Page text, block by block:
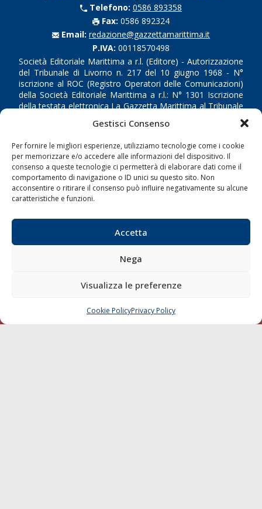
Gestisci Consenso
Per fornire le migliori esperienze, utilizziamo tecnologie come i cookie
per memorizzare e/o accedere alle informazioni del dispositivo. Il
consenso a queste tecnologie ci permetterà di elaborare dati come il
comportamento di navigazione o ID unici su questo sito. Non
acconsentire o ritirare il consenso può influire negativamente su alcune
caratteristiche e funzioni.
Accetta
Nega
Visualizza le preferenze
Cookie PolicyPrivacy Policy
Telefono: 0586 893358
Fax: 0586 892324
Email: redazione@gazzettamarittima.it
P.IVA: 00118570498
Società Editoriale Marittima a r.l. (Editore) - Autorizzazione
del Tribunale di Livorno n. 217 del 10 giugno 1968 - N°
iscrizione al ROC (Registro Operatori delle Comunicazioni)
della Società Editoriale Marittima a r.l.: N° 1301 Iscrizione
della testata elettronica La Gazzetta Marittima al Tribunale
LINK
Shipping
Porti/Interporti
Sostenibilità
Compagnie di Navigazione
Chi siamo
CHIAMA SCRIVI